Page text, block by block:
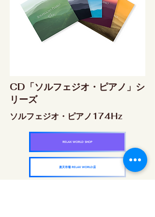
CD「ソルフェジオ・ピアノ」シ
リーズ
ソルフェジオ・ピアノ174Hz
RELAX WORLD SHOP
楽天市場 RELAX WORLD店